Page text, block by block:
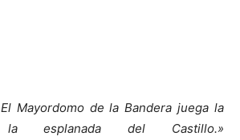
Mayordomo de la Bandera juega la
esplanada del Castillo.»